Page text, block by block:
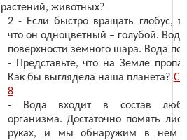
растений, животных?
2 - Если быстро вращать глобус,
что он одноцветный – голубой.
поверхности земного шара. Вода
- Представьте, что на Земле
Как бы выглядела наша планета?
8
- Вода входит в состав
организма. Достаточно помять
руках, и мы обнаружим в нем